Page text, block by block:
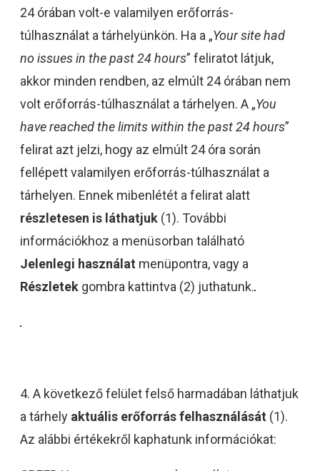
24 órában volt-e valamilyen erőforrás-
túlhasználat a tárhelyünkön. Ha a „Your site had
no issues in the past 24 hours” feliratot látjuk,
akkor minden rendben, az elmúlt 24 órában nem
volt erőforrás-túlhasználat a tárhelyen. A „You
have reached the limits within the past 24 hours”
felirat azt jelzi, hogy az elmúlt 24 óra során
fellépett valamilyen erőforrás-túlhasználat a
tárhelyen. Ennek mibenlétét a felirat alatt
részletesen is láthatjuk (1). További
információkhoz a menüsorban található
Jelenlegi használat menüpontra, vagy a
Részletek gombra kattintva (2) juthatunk.
4. A következő felület felső harmadában láthatjuk
a tárhely aktuális erőforrás felhasználását (1).
Az alábbi értékekről kaphatunk információkat: